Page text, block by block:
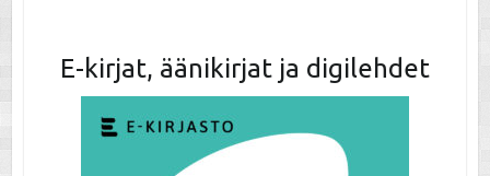
E-kirjat, äänikirjat ja digilehdet